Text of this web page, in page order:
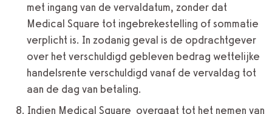
met ingang van de vervaldatum, zonder dat
Medical Square tot ingebrekestelling of sommatie
verplicht is. In zodanig geval is de opdrachtgever
over het verschuldigd gebleven bedrag wettelijke
handelsrente verschuldigd vanaf de vervaldag tot
aan de dag van betaling.
Indien Medical Square overgaat tot het nemen van